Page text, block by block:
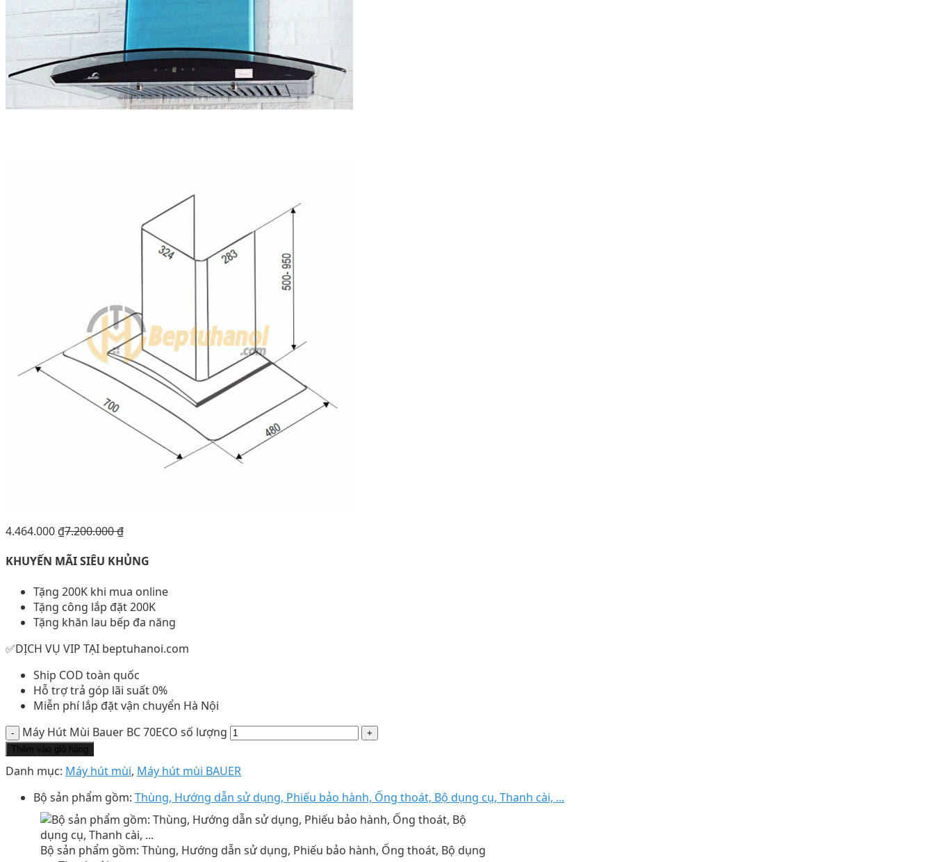
4.464.000 ₫7.200.000₫
KHUYẾN MÃI SIÊU KHỦNG
Tặng 200K khi mua online
Tặng công lắp đặt 200K
Tặng khăn lau bếp đa năng
✅DỊCH VỤ VIP TẠI beptuhanoi.com
Ship COD toàn quốc
Hỗ trợ trả góp lãi suất 0%
Miễn phí lắp đặt vận chuyển Hà Nội
Máy Hút Mùi Bauer BC 70ECO số lượng
Thêm vào giỏ hàng
Danh mục: Máy hút mùi, Máy hút mùi BAUER
Bộ sản phẩm gồm: Thùng, Hướng dẫn sử dụng, Phiếu bảo hành, Ống thoát, Bộ dụng cụ, Thanh cài, ...
Bộ sản phẩm gồm: Thùng, Hướng dẫn sử dụng, Phiếu bảo hành, Ống thoát, Bộ dụng